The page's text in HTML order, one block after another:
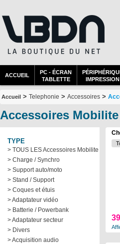
ACCUEIL
PC - ÉCRAN
TABLETTE
IMPRESSION
Accueil > Telephonie > Accessoires >
Accessoires Mobilite
TYPE
> TOUS LES Accessoires Mobilite
> Charge / Synchro
> Support auto/moto
> Stand / Support
> Coques et étuis
> Adaptateur vidéo
> Batterie / Powerbank
> Adaptateur secteur
> Divers
> Acquisition audio